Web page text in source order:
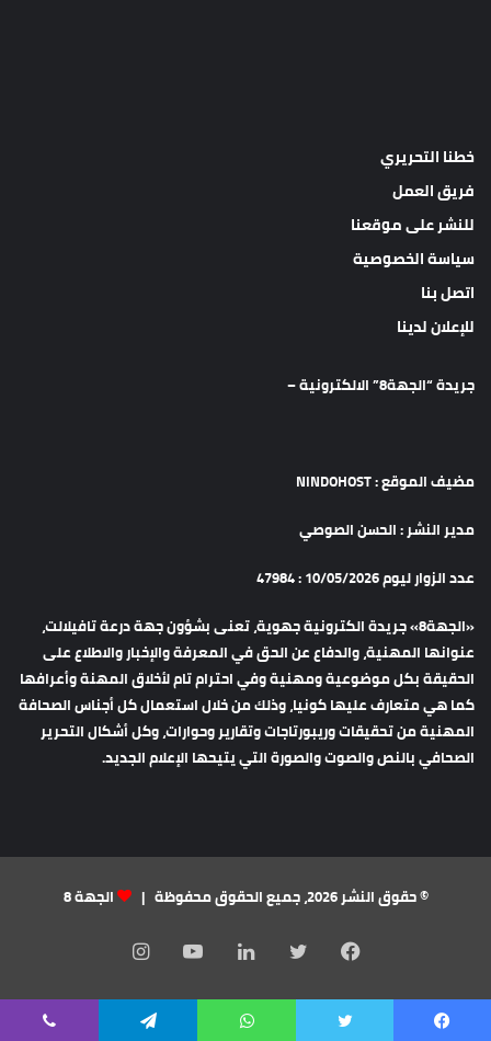
خطنا التحريري
فريق العمل
للنشر على موقعنا
سياسة الخصوصية
اتصل بنا
للإعلان لدينا
جريدة “الجهة8” الالكترونية –
مضيف الموقع : NINDOHOST
مدير النشر : الحسن الصوصي
عدد الزوار ليوم 10/05/2026 : 47984
«الجهة8» جريدة الكترونية جهوية، تعنى بشؤون جهة درعة تافيلالت،
عنوانها المهنية، والدفاع عن الحق في المعرفة والإخبار والاطلاع على
الحقيقة بكل موضوعية ومهنية وفي احترام تام لأخلاق المهنة وأعرافها
كما هي متعارف عليها كونيا، وذلك من خلال استعمال كل أجناس الصحافة
المهنية من تحقيقات وريبورتاجات وتقارير وحوارات، وكل أشكال التحرير
الصحافي بالنص والصوت والصورة التي يتيحها الإعلام الجديد.
© حقوق النشر 2026، جميع الحقوق محفوظة | الجهة 8